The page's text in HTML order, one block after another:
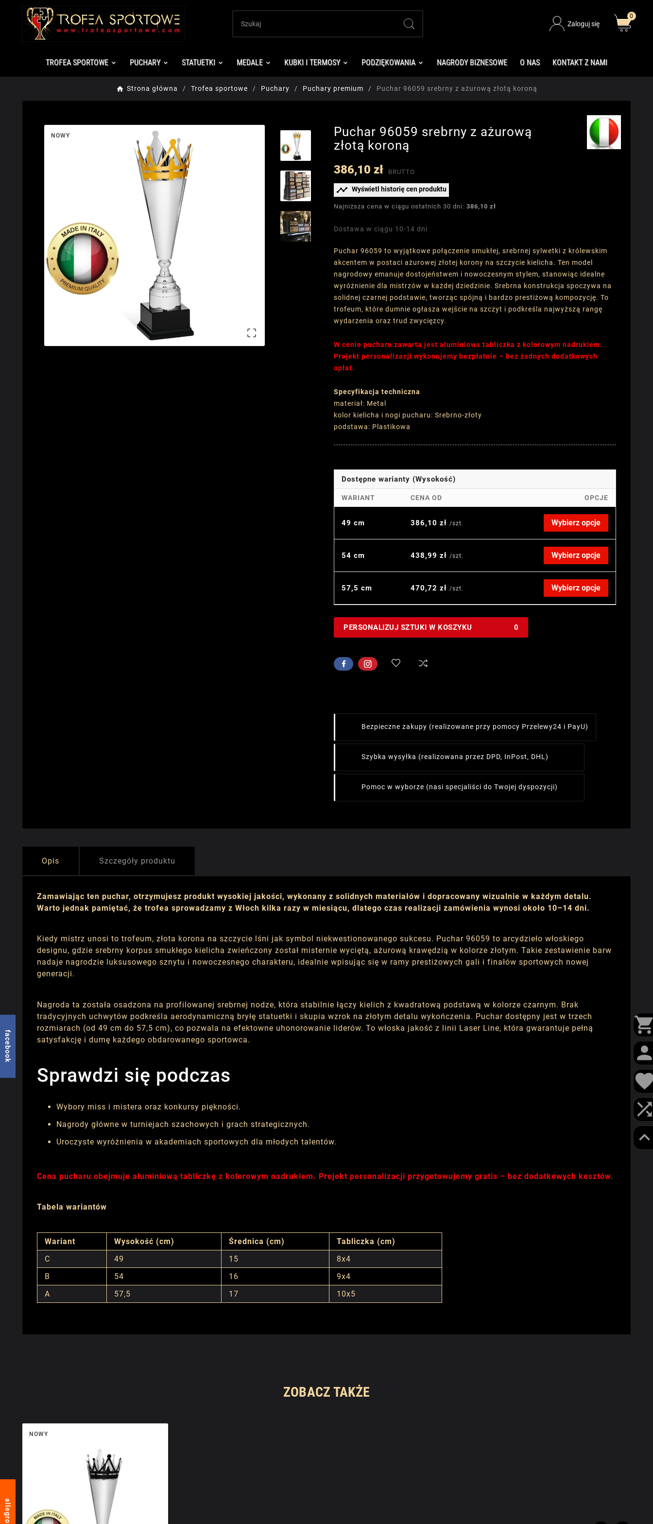
Zaloguj się
0
TROFEA SPORTOWE PUCHARY STATUETKI MEDALE KUBKI I TERMOSY PODZIĘKOWANIA NAGRODY BIZNESOWE O NAS KONTAKT Z NAMI
Strona główna Trofea sportowe Puchary Puchary premium Puchar 96059 srebrny z ażurową złotą koroną
NOWY

Puchar 96059 srebrny z ażurową
złotą koroną
386,10 zł BRUTTO
 Wyświetl historię cen produktu
Najniższa cena w ciągu ostatnich 30 dni: 386,10 zł
Dostawa w ciągu 10-14 dni
Puchar 96059 to wyjątkowe połączenie smukłej, srebrnej sylwetki z królewskim
akcentem w postaci ażurowej złotej korony na szczycie kielicha. Ten model
nagrodowy emanuje dostojeństwem i nowoczesnym stylem, stanowiąc idealne
wyróżnienie dla mistrzów w każdej dziedzinie. Srebrna konstrukcja spoczywa na
solidnej czarnej podstawie, tworząc spójną i bardzo prestiżową kompozycję. To
trofeum, które dumnie ogłasza wejście na szczyt i podkreśla najwyższą rangę
wydarzenia oraz trud zwycięzcy.
W cenie pucharu zawarta jest aluminiowa tabliczka z kolorowym nadrukiem.
Projekt personalizacji wykonujemy bezpłatnie – bez żadnych dodatkowych
opłat.
Specyfikacja techniczna
materiał: Metal
kolor kielicha i nogi pucharu: Srebrno-złoty
podstawa: Plastikowa
Dostępne warianty (Wysokość)
WARIANT CENA OD OPCJE
49 cm 386,10 zł /szt. Wybierz opcje
54 cm 438,99 zł /szt. Wybierz opcje
57,5 cm 470,72 zł /szt. Wybierz opcje
PERSONALIZUJ SZTUKI W KOSZYKU 0
Bezpieczne zakupy (realizowane przy pomocy Przelewy24 i PayU)
Szybka wysyłka (realizowana przez DPD, InPost, DHL)
Pomoc w wyborze (nasi specjaliści do Twojej dyspozycji)
Opis Szczegóły produktu
Zamawiając ten puchar, otrzymujesz produkt wysokiej jakości, wykonany z solidnych materiałów i dopracowany wizualnie w każdym detalu.
Warto jednak pamiętać, że trofea sprowadzamy z Włoch kilka razy w miesiącu, dlatego czas realizacji zamówienia wynosi około 10–14 dni.
Kiedy mistrz unosi to trofeum, złota korona na szczycie lśni jak symbol niekwestionowanego sukcesu. Puchar 96059 to arcydzieło włoskiego
designu, gdzie srebrny korpus smukłego kielicha zwieńczony został misternie wyciętą, ażurową krawędzią w kolorze złotym. Takie zestawienie barw
nadaje nagrodzie luksusowego sznytu i nowoczesnego charakteru, idealnie wpisując się w ramy prestiżowych gali i finałów sportowych nowej
generacji.
Nagroda ta została osadzona na profilowanej srebrnej nodze, która stabilnie łączy kielich z kwadratową podstawą w kolorze czarnym. Brak
tradycyjnych uchwytów podkreśla aerodynamiczną bryłę statuetki i skupia wzrok na złotym detalu wykończenia. Puchar dostępny jest w trzech
rozmiarach (od 49 cm do 57,5 cm), co pozwala na efektowne uhonorowanie liderów. To włoska jakość z linii Laser Line, która gwarantuje pełną
satysfakcję i dumę każdego obdarowanego sportowca.
Sprawdzi się podczas
Wybory miss i mistera oraz konkursy piękności.
Nagrody główne w turniejach szachowych i grach strategicznych.
Uroczyste wyróżnienia w akademiach sportowych dla młodych talentów.
Cena pucharu obejmuje aluminiową tabliczkę z kolorowym nadrukiem. Projekt personalizacji przygotowujemy gratis – bez dodatkowych kosztów.
Tabela wariantów
Wariant Wysokość (cm) Średnica (cm)
Tabliczka (cm)
C
49 15
8x4
B
54 16
9x4
A
57,5 17 10x5
ZOBACZ TAKŻE
NOWY
facebook
allegro